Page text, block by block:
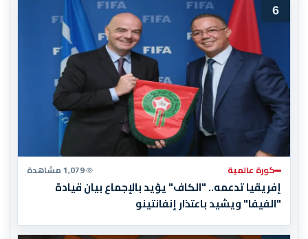
6
كورة عالمية 1,079 مشاهدة
إفريقيا تدعمه.. "الكاف" يؤيد بالإجماع بيان قيادة
"الفيفا" ويشيد باعتذار إنفانتينو